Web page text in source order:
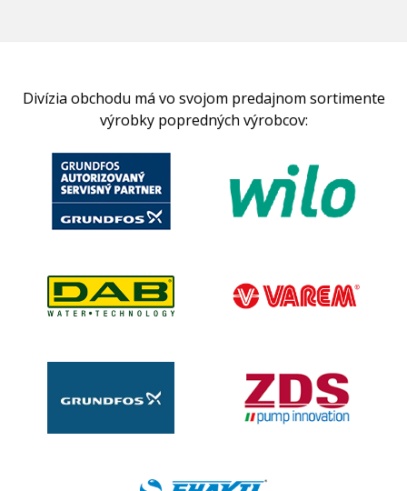
Divízia obchodu má vo svojom predajnom sortimente
výrobky popredných výrobcov: